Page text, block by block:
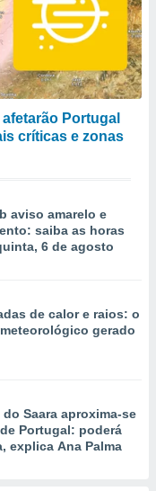
Portugal
críticas e zonas
aviso amarelo e
saiba as horas
6 de agosto
de calor e raios: o
gerado
Saara aproxima-se
Portugal: poderá
explica Ana Palma